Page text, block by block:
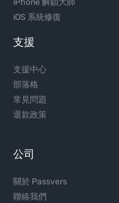
iPhone 解鎖大師
iOS 系統修復
支援
支援中心
部落格
常見問題
退款政策
公司
關於 Passvers
聯絡我們